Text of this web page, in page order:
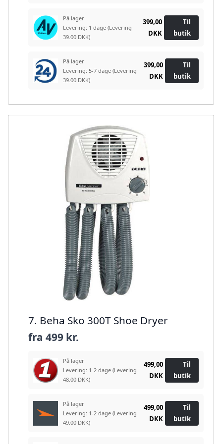
På lager
Levering: 1 dage (Levering
39.00 DKK)
399,00
DKK
Til
butik
På lager
Levering: 5-7 dage (Levering
39.00 DKK)
399,00
DKK
Til
butik
7. Beha Sko 300T Shoe Dryer
fra 499 kr.
På lager
Levering: 1-2 dage (Levering
48.00 DKK)
499,00
DKK
Til
butik
På lager
Levering: 1-2 dage (Levering
49.00 DKK)
499,00
DKK
Til
butik